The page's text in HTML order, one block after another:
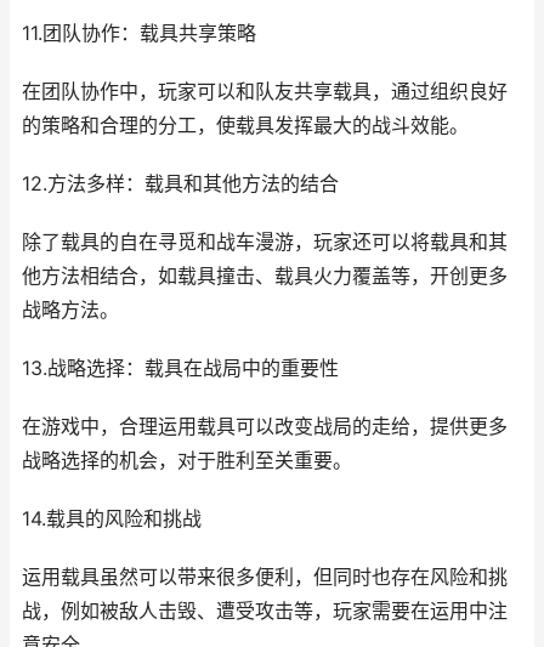
11.团队协作：载具共享策略
在团队协作中，玩家可以和队友共享载具，通过组织良好
的策略和合理的分工，使载具发挥最大的战斗效能。
12.方法多样：载具和其他方法的结合
除了载具的自在寻觅和战车漫游，玩家还可以将载具和其
他方法相结合，如载具撞击、载具火力覆盖等，开创更多
战略方法。
13.战略选择：载具在战局中的重要性
在游戏中，合理运用载具可以改变战局的走给，提供更多
战略选择的机会，对于胜利至关重要。
14.载具的风险和挑战
运用载具虽然可以带来很多便利，但同时也存在风险和挑
战，例如被敌人击毁、遭受攻击等，玩家需要在运用中注